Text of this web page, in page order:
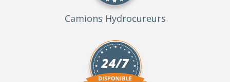
Camions Hydrocureurs